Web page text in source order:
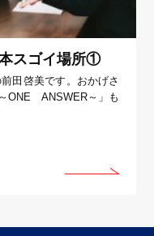
スゴイ場所①
田啓美です。おかげさ
ONE ANSWER～」も